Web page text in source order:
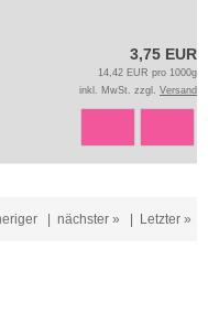
3,75 EUR
14,42 EUR pro 1000g
inkl. MwSt. zzgl. Versand
nächster » Letzter »